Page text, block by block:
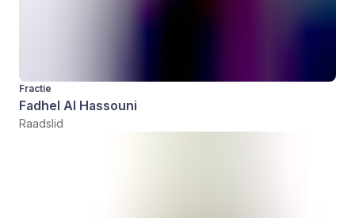
Fractie
Fadhel Al Hassouni
Raadslid